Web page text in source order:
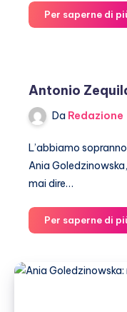
Per saperne di
Antonio
Da Redazione
L’abbiamo
Ania
mai dire…
Per saperne di